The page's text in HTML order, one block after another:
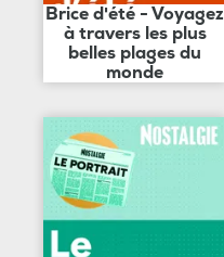
Brice d'été - Voyagez
à travers les plus
belles plages du
monde